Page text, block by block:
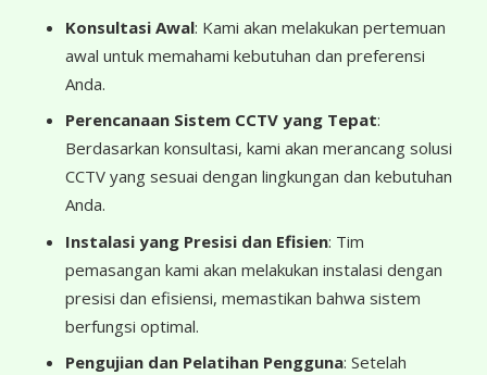
Konsultasi Awal: Kami akan melakukan pertemuan
awal untuk memahami kebutuhan dan preferensi
Anda.
Perencanaan Sistem CCTV yang Tepat:
Berdasarkan konsultasi, kami akan merancang solusi
CCTV yang sesuai dengan lingkungan dan kebutuhan
Anda.
Instalasi yang Presisi dan Efisien: Tim
pemasangan kami akan melakukan instalasi dengan
presisi dan efisiensi, memastikan bahwa sistem
berfungsi optimal.
Pengujian dan Pelatihan Pengguna: Setelah